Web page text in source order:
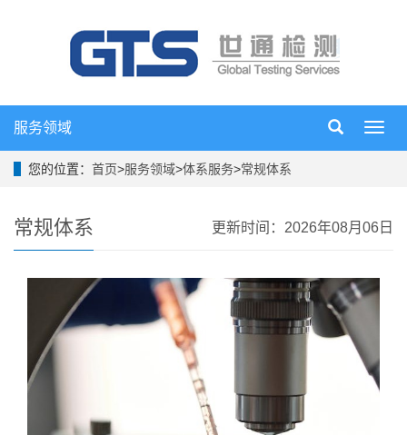
导
服务领域
您的位置： 首页>服务领域>体系服务>常规体系
常规体系 更新时间：2026年08月06日